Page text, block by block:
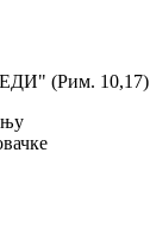
(Рим. 10,17)